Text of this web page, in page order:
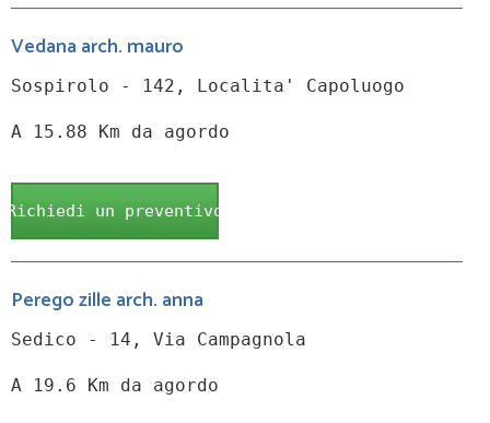
Vedana arch. mauro
Sospirolo - 142, Localita' Capoluogo
A 15.88 Km da agordo
Richiedi un preventivo
Perego zille arch. anna
Sedico - 14, Via Campagnola
A 19.6 Km da agordo